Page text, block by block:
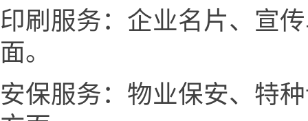
印刷服务：企业名片、宣
面。
安保服务：物业保安、特